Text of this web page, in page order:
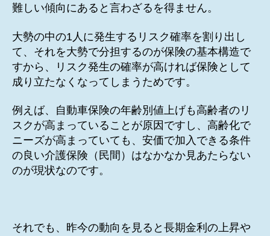
難しい傾向にあると言わざるを得ません。
大勢の中の1人に発生するリスク確率を割り出し
て、それを大勢で分担するのが保険の基本構造で
すから、リスク発生の確率が高ければ保険として
成り立たなくなってしまうためです。
例えば、自動車保険の年齢別値上げも高齢者のリ
スクが高まっていることが原因ですし、高齢化で
ニーズが高まっていても、安価で加入できる条件
の良い介護保険（民間）はなかなか見あたらない
のが現状なのです。
それでも、昨今の動向を見ると長期金利の上昇や